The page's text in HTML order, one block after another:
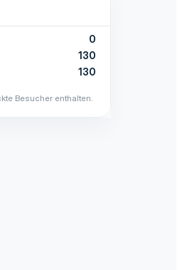
0
130
130
Besucher enthalten.